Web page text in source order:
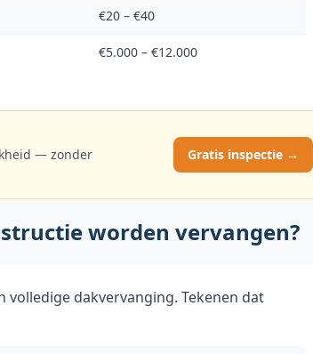
€20 – €40
€5.000 – €12.000
— zonder
Gratis inspectie →
worden vervangen?
dakvervanging. Tekenen dat